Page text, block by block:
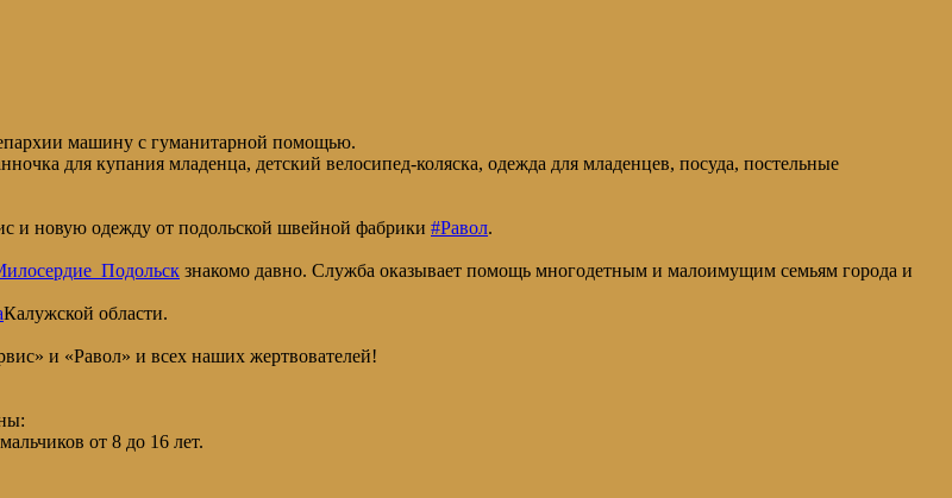
машину с гуманитарной помощью.
для купания младенца, детский велосипед-коляска, одежда для младенцев, посуда, постельные
и новую одежду от подольской швейной фабрики #Равол.
знакомо давно. Служба оказывает помощь многодетным и малоимущим семьям города и
Калужской области.
и «Равол» и всех наших жертвователей!
от 8 до 16 лет.